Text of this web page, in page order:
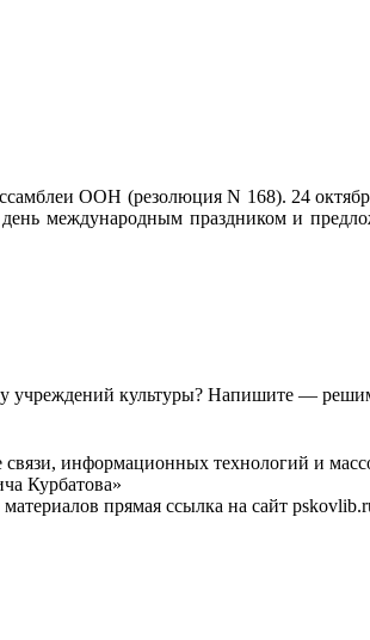
ООН (резолюция N 168). 24
международным праздником и
учреждений культуры? Напишите —
информационных технологий и
Курбатова»
прямая ссылка на сайт